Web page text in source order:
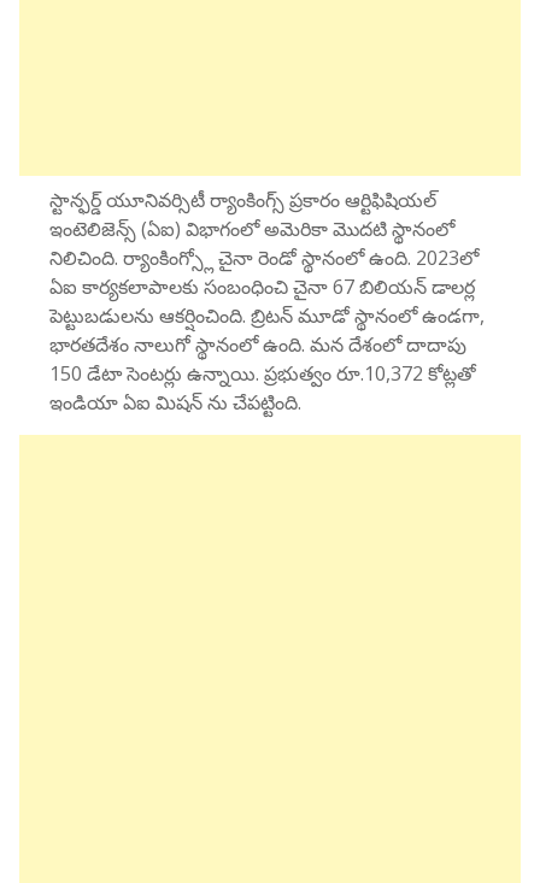
స్టాన్ఫర్డ్ యూనివర్సిటీ ర్యాంకింగ్స్ ప్రకారం ఆర్టిఫిషియల్
ఇంటెలిజెన్స్ (ఏఐ) విభాగంలో అమెరికా మొదటి స్థానంలో
నిలిచింది. ర్యాంకింగ్స్లో చైనా రెండో స్థానంలో ఉంది. 2023లో
ఏఐ కార్యకలాపాలకు సంబంధించి చైనా 67 బిలియన్ డాలర్ల
పెట్టుబడులను ఆకర్షించింది. బ్రిటన్ మూడో స్థానంలో ఉండగా,
భారతదేశం నాలుగో స్థానంలో ఉంది. మన దేశంలో దాదాపు
150 డేటా సెంటర్లు ఉన్నాయి. ప్రభుత్వం రూ.10,372 కోట్లతో
ఇండియా ఏఐ మిషన్ ను చేపట్టింది.